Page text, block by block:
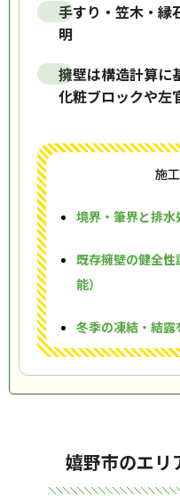
手すり・笠木・縁
明
擁壁は構造計算に
化粧ブロックや左
施
境界・筆界と排
既存擁壁の健全
能）
冬季の凍結・結
嬉野市のエリ